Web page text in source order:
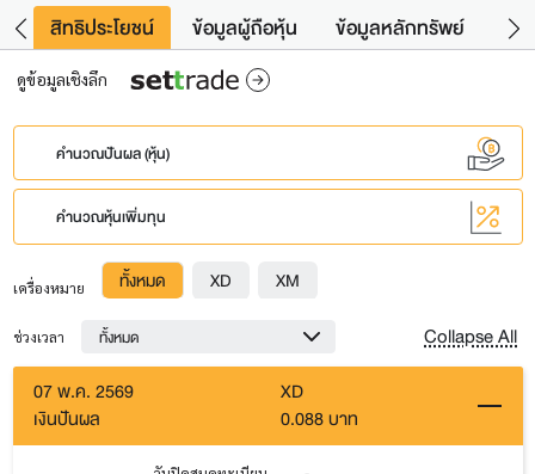
สิทธิประโยชน์ ข้อมูลผู้ถือหุ้น ข้อมูลหลักทรัพย์
ดูข้อมูลเชิงลึก
คำนวณปันผล (หุ้น)
คำนวณหุ้นเพิ่มทุน
เครื่องหมาย ทั้งหมด XD XM
ช่วงเวลา ทั้งหมด Collapse All
07 พ.ค. 2569
XD
เงินปันผล
0.088 บาท